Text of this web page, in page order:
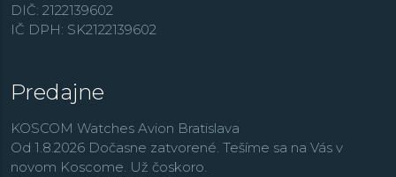
DIČ: 2122139602
IČ DPH: SK2122139602
Predajne
KOSCOM Watches Avion Bratislava
Od 1.8.2026 Dočasne zatvorené. Tešíme sa na Vás v
novom Koscome. Už čoskoro.